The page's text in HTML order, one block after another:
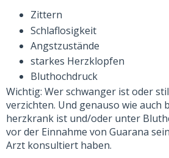
Zittern
Schlaflosigkeit
Angstzustände
starkes Herzklopfen
Bluthochdruck
Wichtig: Wer schwanger ist oder
verzichten. Und genauso wie auch
herzkrank ist und/oder unter
vor der Einnahme von Guarana
Arzt konsultiert haben.